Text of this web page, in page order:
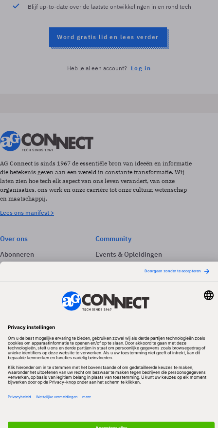
Blijf up-to-date over de laatste ontwikkelingen in en rond tech
Word gratis lid en lees verder
Heb je al een account? Log in
AG Connect is sinds 1967 de essentiële bron van ideeën en informatie
die betekenis geven aan een wereld in constante transformatie. Wij
laten zien hoe tech elk aspect van ons leven verandert, van onze
organisaties, ons werk en onze carrière tot onze cultuur, wetenschap
en maatschappij.
Lees ons manifest >
Over ons
Abonneren
Adverteren
Community
Events & Opleidingen
Volg ons
Redactionele partner
Algemene Voorwaarden & Copyrights